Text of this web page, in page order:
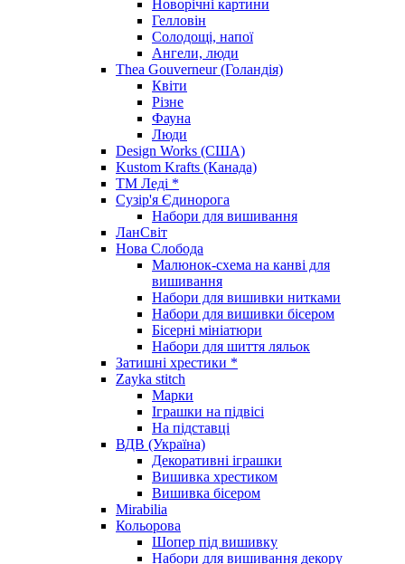
Новорічні картини
Гелловін
Солодощі, напої
Ангели, люди
Thea Gouverneur (Голандія)
Квіти
Різне
Фауна
Люди
Design Works (США)
Kustom Krafts (Канада)
ТМ Леді *
Сузір'я Єдинорога
Набори для вишивання
ЛанСвіт
Нова Слобода
Малюнок-схема на канві для
вишивання
Набори для вишивки нитками
Набори для вишивки бісером
Бісерні мініатюри
Набори для шиття ляльок
Затишні хрестики *
Zayka stitch
Марки
Іграшки на підвісі
На підставці
ВДВ (Україна)
Декоративні іграшки
Вишивка хрестиком
Вишивка бісером
Mirabilia
Кольорова
Шопер під вишивку
Набори для вишивання декору